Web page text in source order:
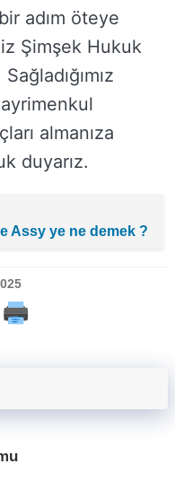
adım öteye
Şimşek Hukuk
almanıza
duyarız.
Assy ye ne demek ?